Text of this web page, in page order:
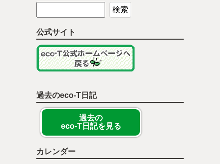
公式サイト
過去のeco-T日記
過去の
eco-T日記を見る
カレンダー